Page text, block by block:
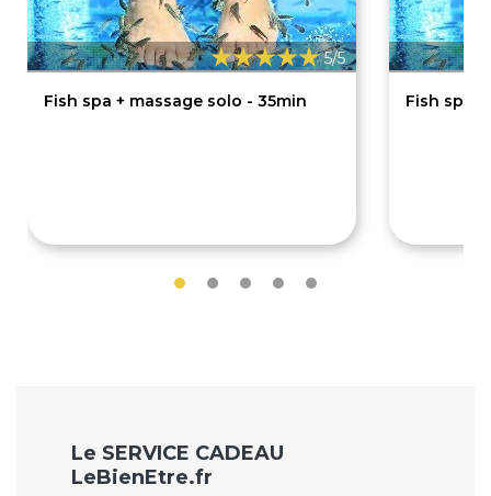
5/5
Fish spa + massage solo - 35min Fish spa
Le SERVICE CADEAU
LeBienEtre.fr